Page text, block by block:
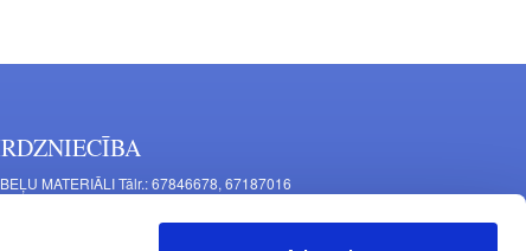
MATERIĀLI Tālr.: 67846678, 67187016
iela 11, Rīga, LV-1063, Latvija